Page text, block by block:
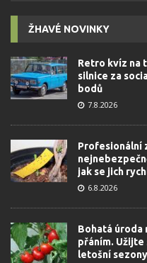
ŽHAVÉ NOVINKY
Retro kvíz na
silnice za
bodů
7.8.2026
Profesionální
jak se jich
6.8.2026
Bohatá úroda
přáním. Užijte
letošní sezony